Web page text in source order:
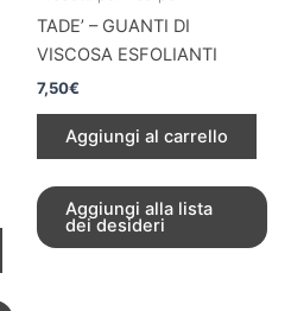
TADE’ – GUANTI DI
VISCOSA ESFOLIANTI
7,50€
Aggiungi al carrello
Aggiungi alla lista
dei desideri